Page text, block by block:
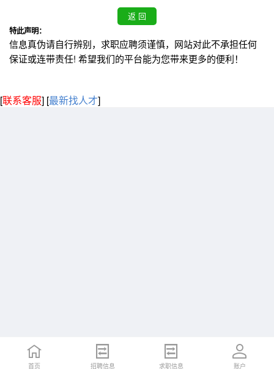
特此声明：
信息真伪请自行辨别，求职应聘须谨慎，网站对此不承担任何
保证或连带责任! 希望我们的平台能为您带来更多的便利！
[联系客服] [最新找人才]
首页 招聘信息 求职信息 账户